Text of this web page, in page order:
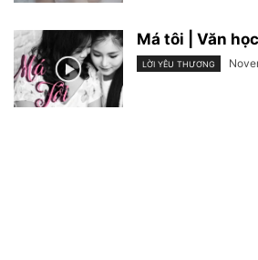
Má tôi | Văn
LỜI YÊU THƯƠNG